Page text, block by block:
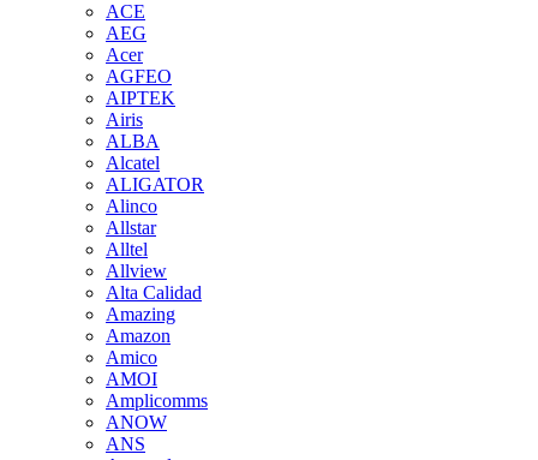
ACE
AEG
Acer
AGFEO
AIPTEK
Airis
ALBA
Alcatel
ALIGATOR
Alinco
Allstar
Alltel
Allview
Alta Calidad
Amazing
Amazon
Amico
AMOI
Amplicomms
ANOW
ANS